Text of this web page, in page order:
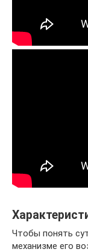
Чтобы понять
механизме его